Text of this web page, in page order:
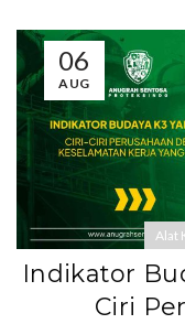
06
AUG
Alat
Indikator
Ciri